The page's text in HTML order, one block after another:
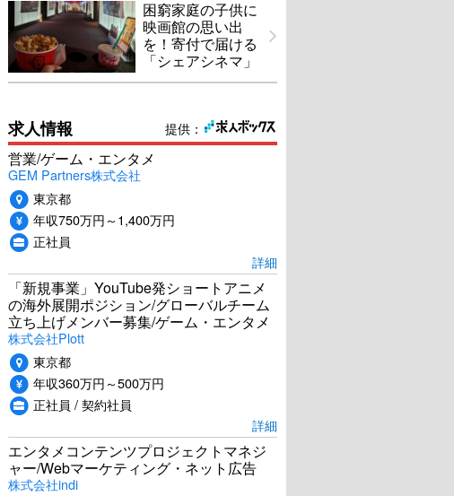
困窮家庭の子供に
映画館の思い出
を！寄付で届ける
「シェアシネマ」
提供：
求人情報
営業/ゲーム・エンタメ
GEM Partners株式会社
東京都
年収750万円～1,400万円
正社員
詳細
「新規事業」YouTube発ショートアニメ
の海外展開ポジション/グローバルチーム
立ち上げメンバー募集/ゲーム・エンタメ
株式会社Plott
東京都
年収360万円～500万円
正社員 / 契約社員
詳細
エンタメコンテンツプロジェクトマネジ
ャー/Webマーケティング・ネット広告
株式会社indi